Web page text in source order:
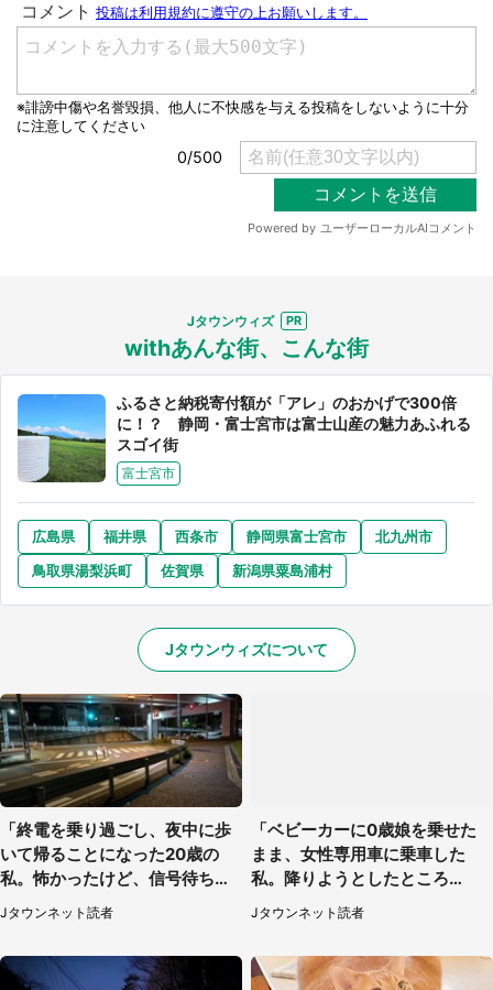
選択する
Jタウンウィズ
withあんな街、こんな街
ふるさと納税寄付額が「アレ」のおかげで300倍
に！？ 静岡・富士宮市は富士山産の魅力あふれる
スゴイ街
富士宮市
広島県 福井県 西条市 静岡県富士宮市
北九州市
鳥取県湯梨浜町
佐賀県 新潟県粟島浦村
Jタウンウィズについて
「終電を乗り過ごし、夜中に歩
いて帰ることになった20歳の
私。怖かったけど、信号待ちの
車に道を尋ねたら...」（埼玉
県・60代女性）
Jタウンネット読者
「ベビーカーに0歳娘を乗せた
まま、女性専用車に乗車した
私。降りようとしたところ
で...」（大阪府・30代女性）
Jタウンネット読者